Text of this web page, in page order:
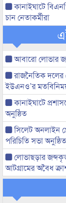
কানাইঘাটে
চান নেতাকর্মীরা
আবারো লোভার
রাজনৈতিক দলের
ইউএনও’র
কানাইঘাটে
অনুষ্ঠিত
সিলেট অনলাইন
পরিচিতি সভা অনুষ্ঠিত
লোভাছড়ার
আটগ্রামের অবৈধ